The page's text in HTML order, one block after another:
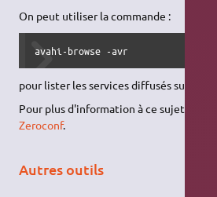
On peut utiliser la commande :
avahi-browse -avr
pour lister les services diffusés sur un
Pour plus d'information à ce sujet, voir
Zeroconf.
Autres outils